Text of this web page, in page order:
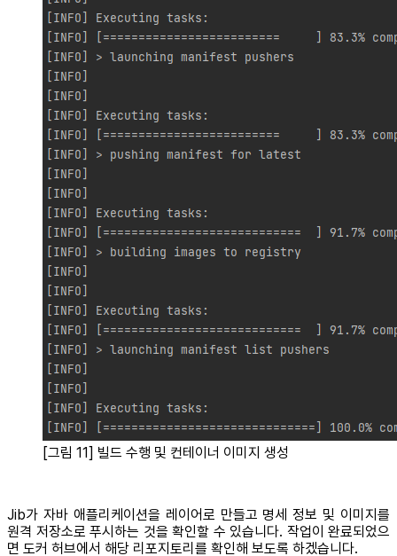
[그림 11] 빌드 수행 및 컨테이너 이미지 생성
Jib가 자바 애플리케이션을 레이어로 만들고 명세 정보 및 이미지를
원격 저장소로 푸시하는 것을 확인할 수 있습니다. 작업이 완료되었으
면 도커 허브에서 해당 리포지토리를 확인해 보도록 하겠습니다.